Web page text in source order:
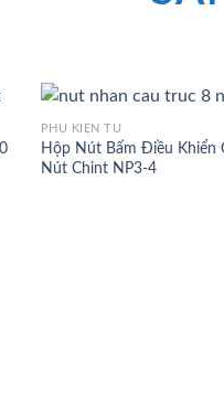
PHỤ KIỆN TỦ
Hộp Nút Bấm Điều Khiển
Nút Chint NP3-4